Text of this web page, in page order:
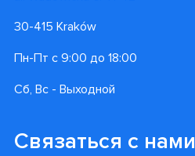
30-415 Kraków
Пн-Пт с 9:00 до 18:00
Сб, Вс - Выходной
Связаться с нами